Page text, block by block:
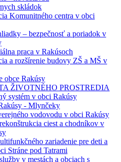
skládok
Komunitného centra v obci
– bezpečnosť a poriadok v
praca v Rakúsoch
a rozšírenie budovy ZŠ a MŠ v
obce Rakúsy
ŽIVOTNÉHO PROSTREDIA
systém v obci Rakúsy
- Mlynčeky
vodovodu v obci Rakúsy
ciest a chodníkov v
zariadenie pre deti a
Stráne pod Tatrami
v mestách a obciach s